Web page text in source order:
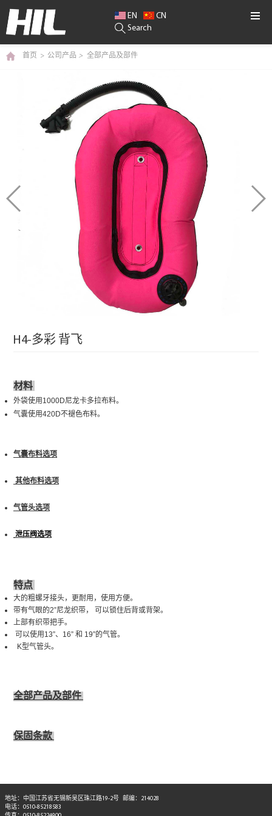
EN
CN
Search
首页 > 公司产品 > 全部产品及部件
H4-多彩 背飞
材料
外袋使用1000D尼龙卡多拉布料。
气囊使用420D不褪色布料。
气囊布料选项
其他布料选项
气管头选项
泄压阀选项
特点
大的粗螺牙接头，更耐用，使用方便。
带有气眼的2”尼龙织带， 可以锁住后背或背架。
上部有织带把手。
可以使用13”、16” 和 19”的气管。
K型气管头。
全部产品及部件
保固条款
地址：中国江苏省无锡新吴区珠江路19-2号 邮编：214028
电话：0510-85218583